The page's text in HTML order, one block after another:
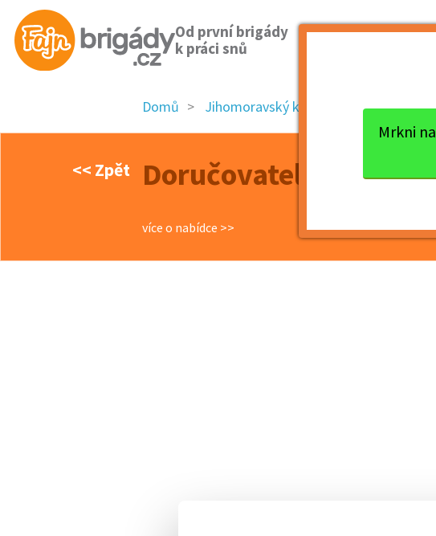
Od první brigády
k práci snů
Mrkni na
Domů Jihomoravský kraj okres Znojmo
<< Zpět Doručovatel HEVLÍN
více o nabídce >>